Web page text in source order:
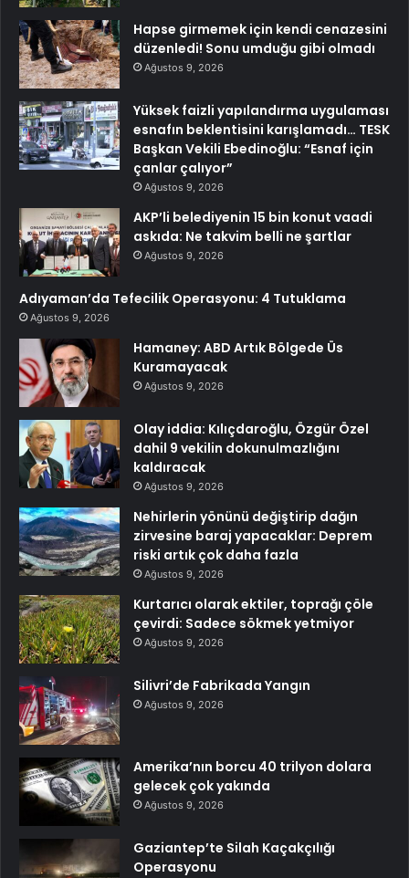
Hapse girmemek için kendi cenazesini
düzenledi! Sonu umduğu gibi olmadı
Ağustos 9, 2026
Yüksek faizli yapılandırma uygulaması
esnafın beklentisini karışlamadı… TESK
Başkan Vekili Ebedinoğlu: “Esnaf için
çanlar çalıyor”
Ağustos 9, 2026
AKP’li belediyenin 15 bin konut vaadi
askıda: Ne takvim belli ne şartlar
Ağustos 9, 2026
Adıyaman’da Tefecilik Operasyonu: 4 Tutuklama
Ağustos 9, 2026
Hamaney: ABD Artık Bölgede Üs
Kuramayacak
Ağustos 9, 2026
Olay iddia: Kılıçdaroğlu, Özgür Özel
dahil 9 vekilin dokunulmazlığını
kaldıracak
Ağustos 9, 2026
Nehirlerin yönünü değiştirip dağın
zirvesine baraj yapacaklar: Deprem
riski artık çok daha fazla
Ağustos 9, 2026
Kurtarıcı olarak ektiler, toprağı çöle
çevirdi: Sadece sökmek yetmiyor
Ağustos 9, 2026
Silivri’de Fabrikada Yangın
Ağustos 9, 2026
Amerika’nın borcu 40 trilyon dolara
gelecek çok yakında
Ağustos 9, 2026
Gaziantep’te Silah Kaçakçılığı
Operasyonu